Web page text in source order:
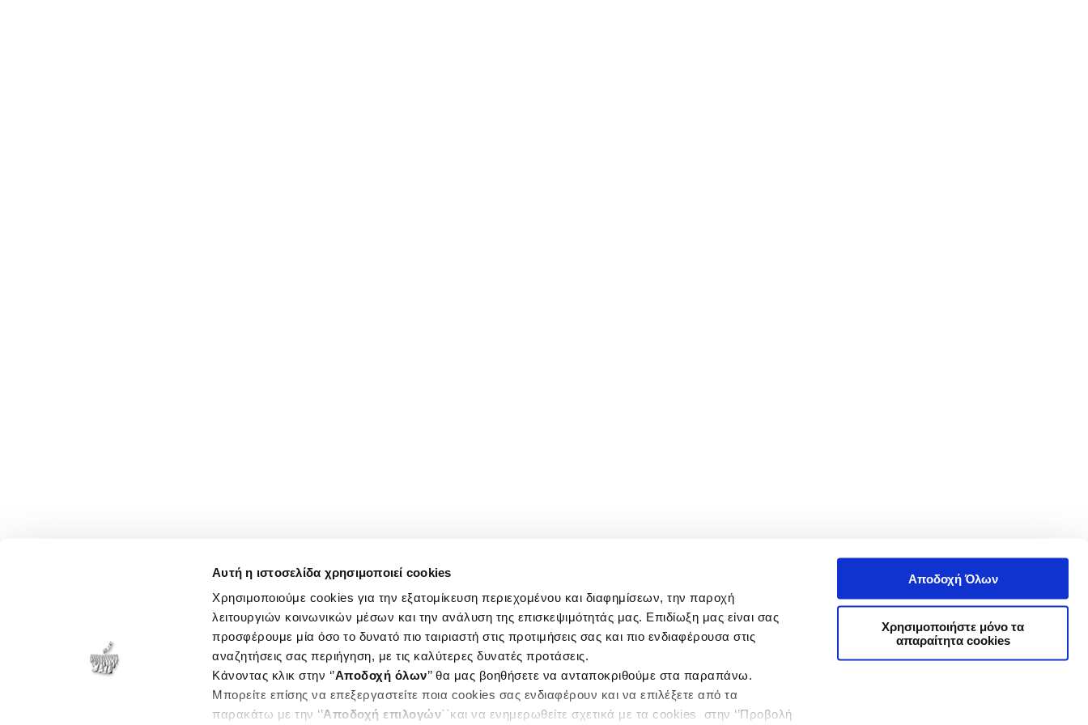
Αυτή η ιστοσελίδα χρησιμοποιεί cookies
Χρησιμοποιούμε cookies για την εξατομίκευση περιεχομένου και διαφημίσεων, την παροχή
λειτουργιών κοινωνικών μέσων και την ανάλυση της επισκεψιμότητάς μας. Επιδίωξη μας είναι σας
προσφέρουμε μία όσο το δυνατό πιο ταιριαστή στις προτιμήσεις σας και πιο ενδιαφέρουσα στις
αναζητήσεις σας περιήγηση, με τις καλύτερες δυνατές προτάσεις.
Κάνοντας κλικ στην ‘’Αποδοχή όλων’’ θα μας βοηθήσετε να ανταποκριθούμε στα παραπάνω.
Μπορείτε επίσης να επεξεργαστείτε ποια cookies σας ενδιαφέρουν και να επιλέξετε από τα
παρακάτω με την ‘’Αποδοχή επιλογών΄΄και να ενημερωθείτε σχετικά με τα cookies στην ‘’Προβολή
Αποδοχή Όλων
Χρησιμοποιήστε μόνο τα
απαραίτητα cookies